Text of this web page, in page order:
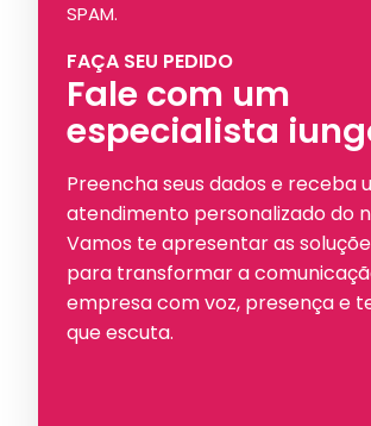
FAÇA SEU PEDIDO
Fale com um
especialista
Preencha seus dados e receba
atendimento personalizado do
Vamos te apresentar as
para transformar a
empresa com voz, presença e
que escuta.
SPAM.